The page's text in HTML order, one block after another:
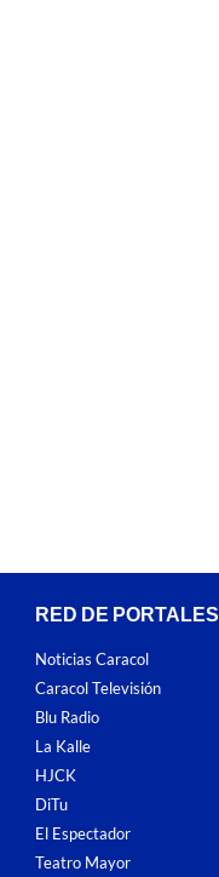
RED DE PORTALES
Noticias Caracol
Caracol Televisión
Blu Radio
La Kalle
HJCK
DiTu
El Espectador
Teatro Mayor